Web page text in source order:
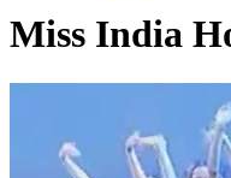
Miss India